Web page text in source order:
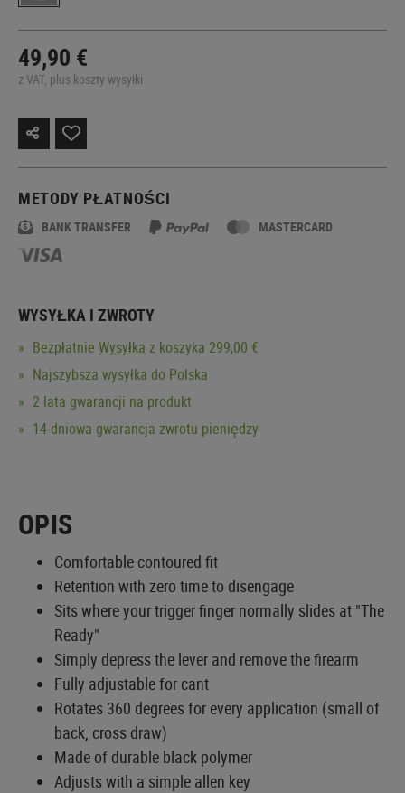
49,90 €
z VAT, plus koszty wysyłki
METODY PŁATNOŚCI
BANK TRANSFER MASTERCARD
WYSYŁKA I ZWROTY
Bezpłatnie Wysyłka z koszyka 299,00 €
Najszybsza wysyłka do Polska
2 lata gwarancji na produkt
14-dniowa gwarancja zwrotu pieniędzy
OPIS
Comfortable contoured fit
Retention with zero time to disengage
Sits where your trigger finger normally slides at "The
Ready"
Simply depress the lever and remove the firearm
Fully adjustable for cant
Rotates 360 degrees for every application (small of
back, cross draw)
Made of durable black polymer
Adjusts with a simple allen key